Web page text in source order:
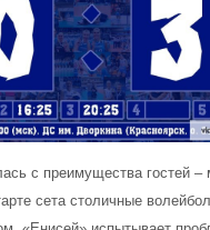
с преимущества гостей –
сета столичные